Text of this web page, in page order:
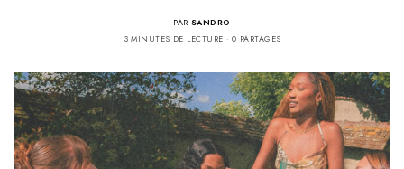
PAR SANDRO
3 MINUTES DE LECTURE
0 PARTAGES